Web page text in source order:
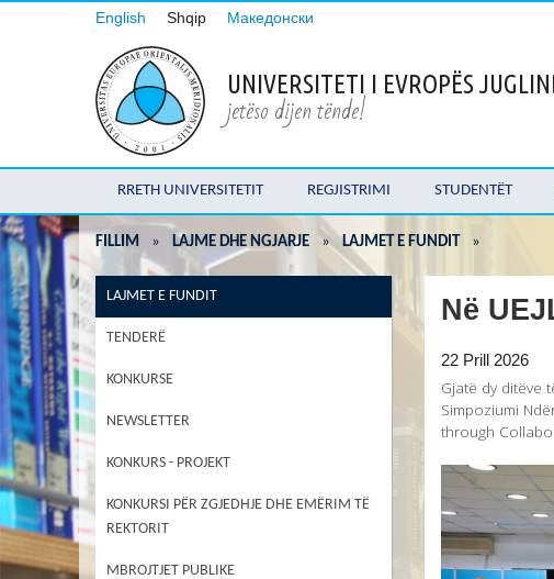
English Shqip Македонски
UNIVERSITETI I EVROPËS
jetëso dijen tënde!
RRETH UNIVERSITETIT REGJISTRIMI STUDENTËT
FILLIM » LAJME DHE NGJARJE » LAJMET E FUNDIT »
LAJMET E FUNDIT
TENDERË
KONKURSE
NEWSLETTER
KONKURS - PROJEKT
KONKURSI PËR ZGJEDHJE DHE EMËRIM TË
REKTORIT
MBROJTJET PUBLIKE
Në
22 Prill 2026
Gjatë dy ditëve
Simpoziumi
through